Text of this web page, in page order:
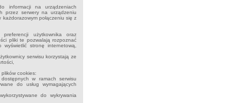
informacji na urządzeniach
przez serwery na urządzeniu
połączeniu się z
użytkownika oraz
pliki te pozwalają rozpoznać
wyświetlić stronę internetową,
serwisu korzystają ze
cookies:
w ramach serwisu
do usług wymagających
do wykrywania